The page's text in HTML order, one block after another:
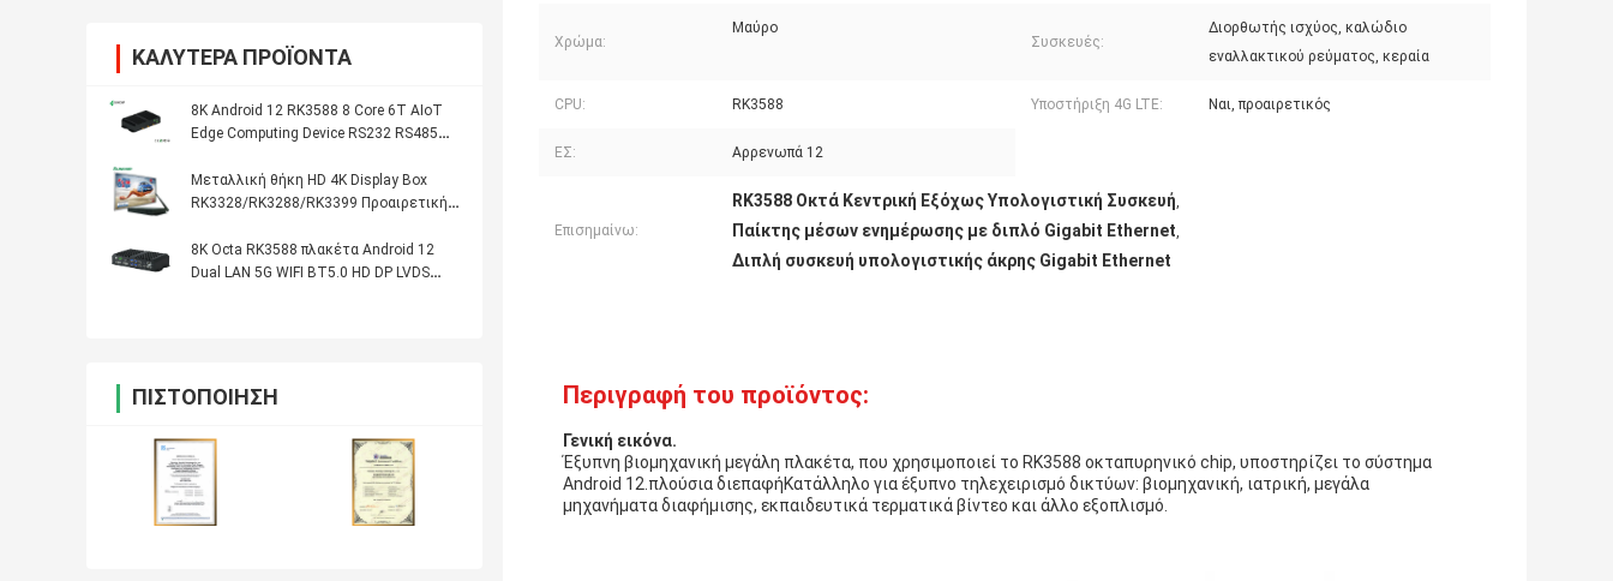
ΚΑΛΎΤΕΡΑ ΠΡΟΪΌΝΤΑ
8K Android 12 RK3588 8 Core 6T AIoT
Edge Computing Device RS232 RS485
Μεταλλική θήκη HD 4K Display Box
RK3328/RK3288/RK3399 Προαιρετική
8K Octa RK3588 πλακέτα Android 12
Dual LAN 5G WIFI BT5.0 HD DP LVDS
ΠΙΣΤΟΠΟΊΗΣΗ
Χρώμα:
Μαύρο
Συσκευές:
Διορθωτής ισχύος, καλώδιο
εναλλακτικού ρεύματος, κεραία
CPU: RK3588 Υποστήριξη 4G LTE: Ναι, προαιρετικός
ΕΣ: Αρρενωπά 12
Επισημαίνω:
RK3588 Οκτά Κεντρική Εξόχως Υπολογιστική Συσκευή,
Παίκτης μέσων ενημέρωσης με διπλό Gigabit Ethernet,
Διπλή συσκευή υπολογιστικής άκρης Gigabit Ethernet
Περιγραφή του προϊόντος:
Γενική εικόνα.
Έξυπνη βιομηχανική μεγάλη πλακέτα, που χρησιμοποιεί το RK3588 οκταπυρηνικό chip, υποστηρίζει το σύστημα
Android 12.πλούσια διεπαφήΚατάλληλο για έξυπνο τηλεχειρισμό δικτύων: βιομηχανική, ιατρική, μεγάλα
μηχανήματα διαφήμισης, εκπαιδευτικά τερματικά βίντεο και άλλο εξοπλισμό.